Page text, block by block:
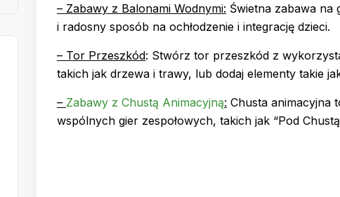
– Zabawy z Balonami Wodnymi: Świetna zabawa
i radosny sposób na ochłodzenie i integrację dzieci.
– Tor Przeszkód: Stwórz tor przeszkód z
takich jak drzewa i trawy, lub dodaj elementy takie
– Zabawy z Chustą Animacyjną: Chusta animacyjna
wspólnych gier zespołowych, takich jak “Pod